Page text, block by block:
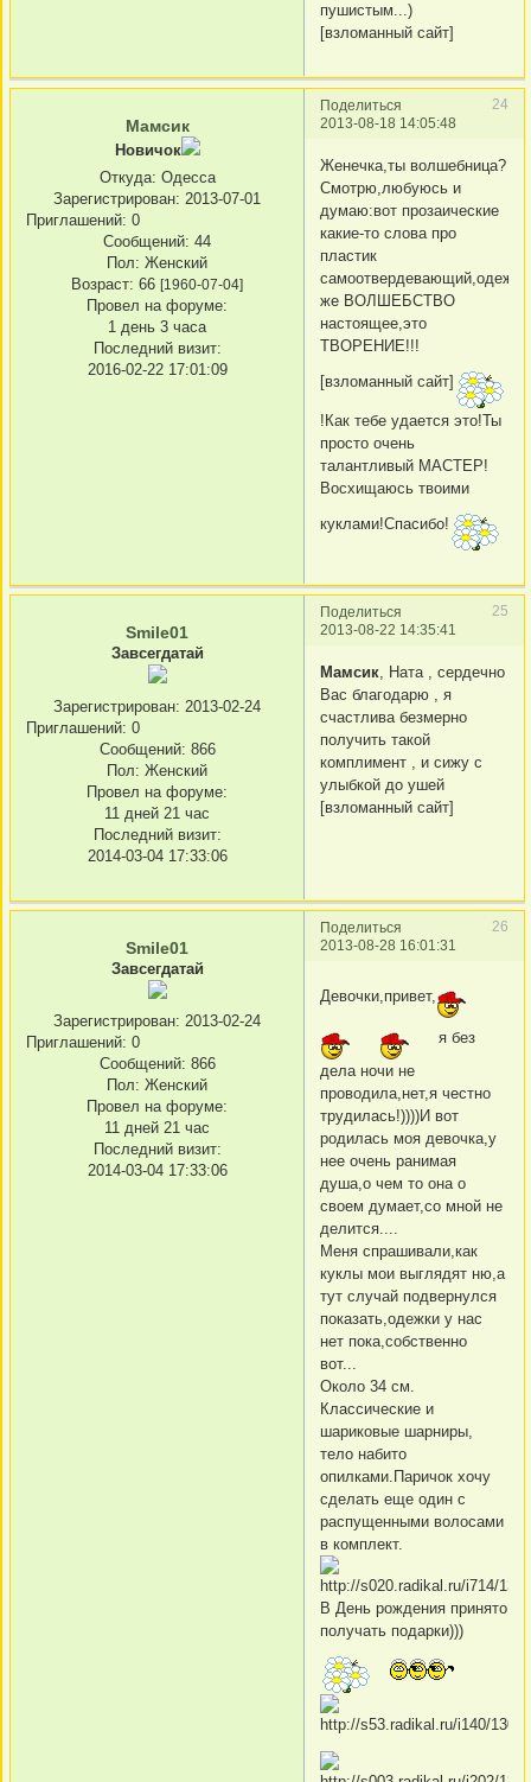
пушистым...)
[взломанный сайт]
Поделиться
24
2013-08-18 14:05:48
Мамсик
Новичок
Откуда: Одесса
Зарегистрирован: 2013-07-01
Приглашений: 0
Сообщений: 44
Пол: Женский
Возраст: 66 [1960-07-04]
Провел на форуме:
1 день 3 часа
Последний визит:
2016-02-22 17:01:09
Женечка,ты волшебница?
Смотрю,любуюсь и
думаю:вот прозаические
какие-то слова про
пластик
же ВОЛШЕБСТВО
настоящее,это
ТВОРЕНИЕ!!!
[взломанный сайт]
!Как тебе удается это!Ты
просто очень
талантливый МАСТЕР!
Восхищаюсь твоими
куклами!Спасибо!
Поделиться
25
2013-08-22 14:35:41
Smile01
Завсегдатай
Зарегистрирован: 2013-02-24
Приглашений: 0
Сообщений: 866
Пол: Женский
Провел на форуме:
11 дней 21 час
Последний визит:
2014-03-04 17:33:06
Мамсик , Ната , сердечно
Вас благодарю , я
счастлива безмерно
получить такой
комплимент , и сижу с
улыбкой до ушей
[взломанный сайт]
Поделиться
26
2013-08-28 16:01:31
Smile01
Завсегдатай
Зарегистрирован: 2013-02-24
Приглашений: 0
Сообщений: 866
Пол: Женский
Провел на форуме:
11 дней 21 час
Последний визит:
2014-03-04 17:33:06
Девочки,привет,
я без
дела ночи не
проводила,нет,я честно
трудилась!))))И вот
родилась моя девочка,у
нее очень ранимая
душа,о чем то она о
своем думает,со мной не
делится....
Меня спрашивали,как
куклы мои выглядят ню,а
тут случай подвернулся
показать,одежки у нас
нет пока,собственно
вот...
Около 34 см.
Классические и
шариковые шарниры,
тело набито
опилками.Паричок хочу
сделать еще один с
распущенными волосами
в комплект.
В День рождения принято
получать подарки)))